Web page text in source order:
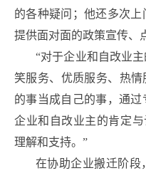
的各种疑问；他还多次上
提供面对面的政策宣传、
“对于企业和自改业
笑服务、优质服务、热情
的事当成自己的事，通
企业和自改业主的肯定
理解和支持。”
在协助企业搬迁阶段